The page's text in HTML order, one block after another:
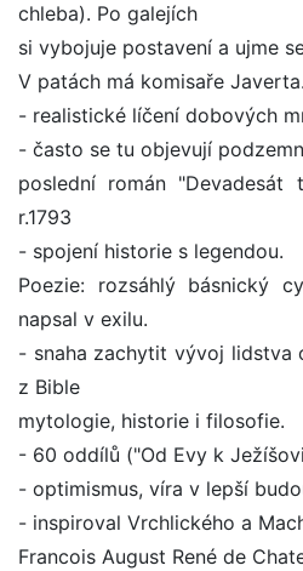
chleba). Po galejích
si vybojuje postavení a ujme
V patách má komisaře Javerta.
- realistické líčení dobových
- často se tu objevují
poslední román
r.1793
- spojení historie s legendou.
Poezie: rozsáhlý básnický
napsal v exilu.
- snaha zachytit vývoj lidstva
z Bible
mytologie, historie i filosofie.
- 60 oddílů ("Od Evy k
- optimismus, víra v lepší
- inspiroval Vrchlického a
Francois August René de